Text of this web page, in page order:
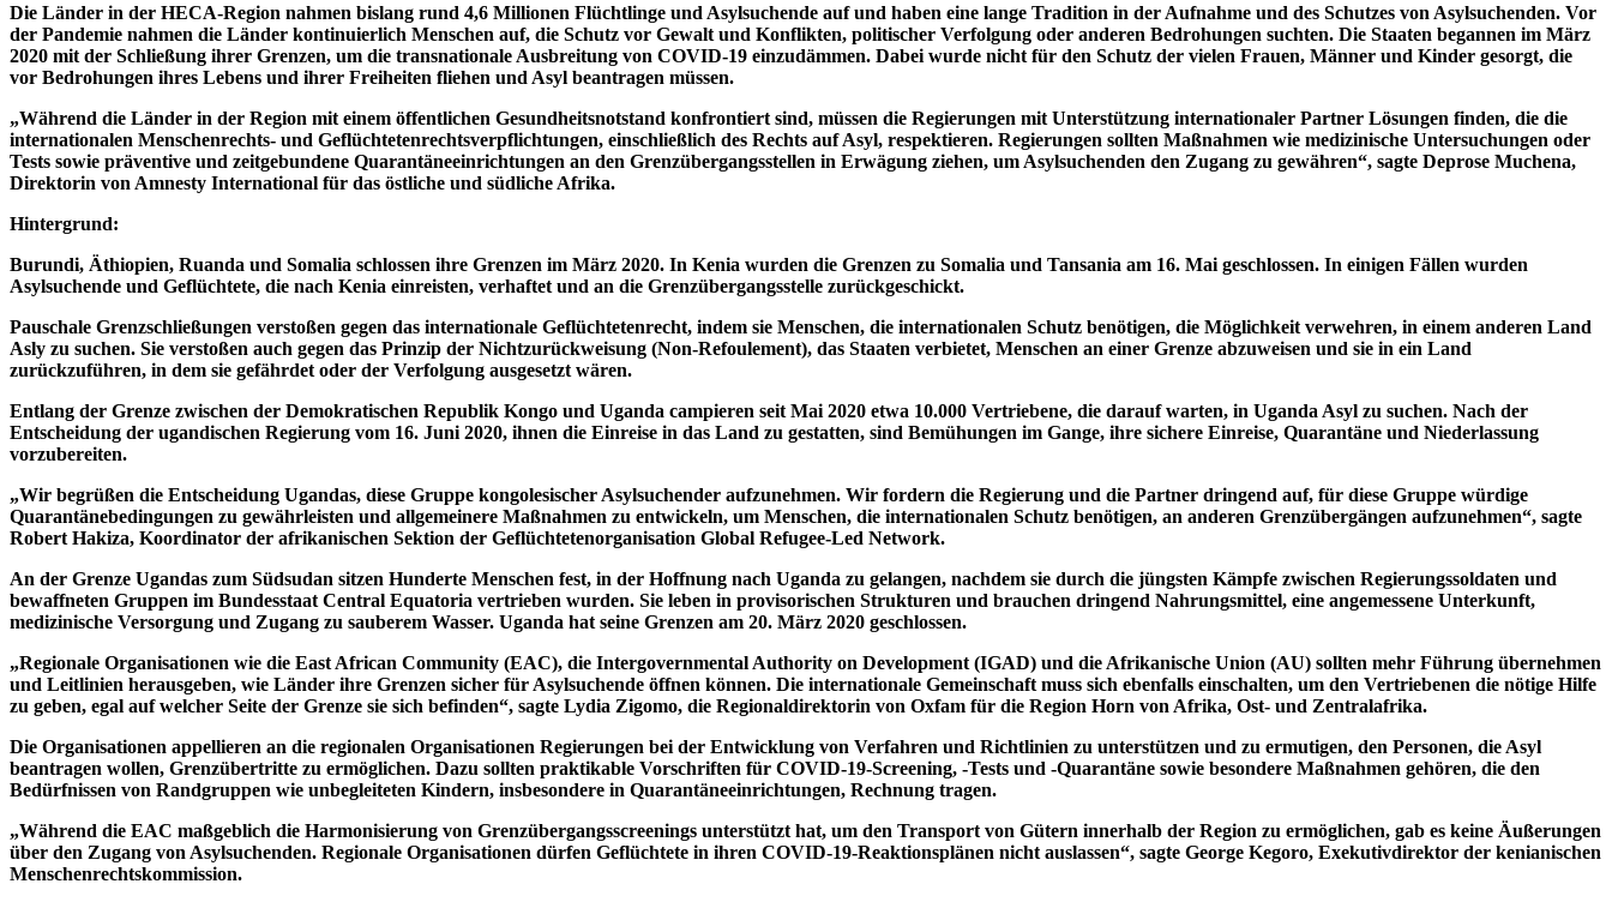
Die Länder in der HECA-Region nahmen bislang rund 4,6 Millionen Flüchtlinge und Asylsuchende auf und haben eine lange Tradition in der Aufnahme und des Schutzes von Asylsuchenden. Vor
der Pandemie nahmen die Länder kontinuierlich Menschen auf, die Schutz vor Gewalt und Konflikten, politischer Verfolgung oder anderen Bedrohungen suchten. Die Staaten begannen im März
2020 mit der Schließung ihrer Grenzen, um die transnationale Ausbreitung von COVID-19 einzudämmen. Dabei wurde nicht für den Schutz der vielen Frauen, Männer und Kinder gesorgt, die
vor Bedrohungen ihres Lebens und ihrer Freiheiten fliehen und Asyl beantragen müssen.
„Während die Länder in der Region mit einem öffentlichen Gesundheitsnotstand konfrontiert sind, müssen die Regierungen mit Unterstützung internationaler Partner Lösungen finden, die die
internationalen Menschenrechts- und Geflüchtetenrechtsverpflichtungen, einschließlich des Rechts auf Asyl, respektieren. Regierungen sollten Maßnahmen wie medizinische Untersuchungen oder
Tests sowie präventive und zeitgebundene Quarantäneeinrichtungen an den Grenzübergangsstellen in Erwägung ziehen, um Asylsuchenden den Zugang zu gewähren“, sagte Deprose Muchena,
Direktorin von Amnesty International für das östliche und südliche Afrika.
Hintergrund:
Burundi, Äthiopien, Ruanda und Somalia schlossen ihre Grenzen im März 2020. In Kenia wurden die Grenzen zu Somalia und Tansania am 16. Mai geschlossen. In einigen Fällen wurden
Asylsuchende und Geflüchtete, die nach Kenia einreisten, verhaftet und an die Grenzübergangsstelle zurückgeschickt.
Pauschale Grenzschließungen verstoßen gegen das internationale Geflüchtetenrecht, indem sie Menschen, die internationalen Schutz benötigen, die Möglichkeit verwehren, in einem anderen Land
Asly zu suchen. Sie verstoßen auch gegen das Prinzip der Nichtzurückweisung (Non-Refoulement), das Staaten verbietet, Menschen an einer Grenze abzuweisen und sie in ein Land
zurückzuführen, in dem sie gefährdet oder der Verfolgung ausgesetzt wären.
Entlang der Grenze zwischen der Demokratischen Republik Kongo und Uganda campieren seit Mai 2020 etwa 10.000 Vertriebene, die darauf warten, in Uganda Asyl zu suchen. Nach der
Entscheidung der ugandischen Regierung vom 16. Juni 2020, ihnen die Einreise in das Land zu gestatten, sind Bemühungen im Gange, ihre sichere Einreise, Quarantäne und Niederlassung
vorzubereiten.
„Wir begrüßen die Entscheidung Ugandas, diese Gruppe kongolesischer Asylsuchender aufzunehmen. Wir fordern die Regierung und die Partner dringend auf, für diese Gruppe würdige
Quarantänebedingungen zu gewährleisten und allgemeinere Maßnahmen zu entwickeln, um Menschen, die internationalen Schutz benötigen, an anderen Grenzübergängen aufzunehmen“, sagte
Robert Hakiza, Koordinator der afrikanischen Sektion der Geflüchtetenorganisation Global Refugee-Led Network.
An der Grenze Ugandas zum Südsudan sitzen Hunderte Menschen fest, in der Hoffnung nach Uganda zu gelangen, nachdem sie durch die jüngsten Kämpfe zwischen Regierungssoldaten und
bewaffneten Gruppen im Bundesstaat Central Equatoria vertrieben wurden. Sie leben in provisorischen Strukturen und brauchen dringend Nahrungsmittel, eine angemessene Unterkunft,
medizinische Versorgung und Zugang zu sauberem Wasser. Uganda hat seine Grenzen am 20. März 2020 geschlossen.
„Regionale Organisationen wie die East African Community (EAC), die Intergovernmental Authority on Development (IGAD) und die Afrikanische Union (AU) sollten mehr Führung übernehmen
und Leitlinien herausgeben, wie Länder ihre Grenzen sicher für Asylsuchende öffnen können. Die internationale Gemeinschaft muss sich ebenfalls einschalten, um den Vertriebenen die nötige Hilfe
zu geben, egal auf welcher Seite der Grenze sie sich befinden“, sagte Lydia Zigomo, die Regionaldirektorin von Oxfam für die Region Horn von Afrika, Ost- und Zentralafrika.
Die Organisationen appellieren an die regionalen Organisationen Regierungen bei der Entwicklung von Verfahren und Richtlinien zu unterstützen und zu ermutigen, den Personen, die Asyl
beantragen wollen, Grenzübertritte zu ermöglichen. Dazu sollten praktikable Vorschriften für COVID-19-Screening, -Tests und -Quarantäne sowie besondere Maßnahmen gehören, die den
Bedürfnissen von Randgruppen wie unbegleiteten Kindern, insbesondere in Quarantäneeinrichtungen, Rechnung tragen.
„Während die EAC maßgeblich die Harmonisierung von Grenzübergangsscreenings unterstützt hat, um den Transport von Gütern innerhalb der Region zu ermöglichen, gab es keine Äußerungen
über den Zugang von Asylsuchenden. Regionale Organisationen dürfen Geflüchtete in ihren COVID-19-Reaktionsplänen nicht auslassen“, sagte George Kegoro, Exekutivdirektor der kenianischen
Menschenrechtskommission.